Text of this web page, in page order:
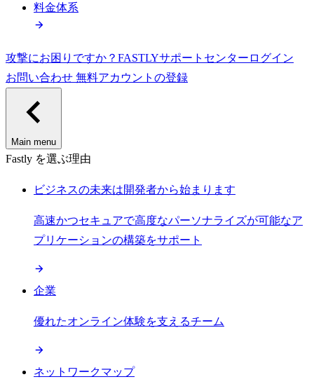
料金体系
攻撃にお困りですか？ FASTLYサポートセンター ログイン
お問い合わせ 無料アカウントの登録
Main menu
Fastly を選ぶ理由
ビジネスの未来は開発者から始まります
高速かつセキュアで高度なパーソナライズが可能なア
プリケーションの構築をサポート
企業
優れたオンライン体験を支えるチーム
ネットワークマップ